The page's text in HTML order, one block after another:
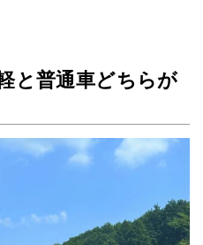
と普通車どちらが